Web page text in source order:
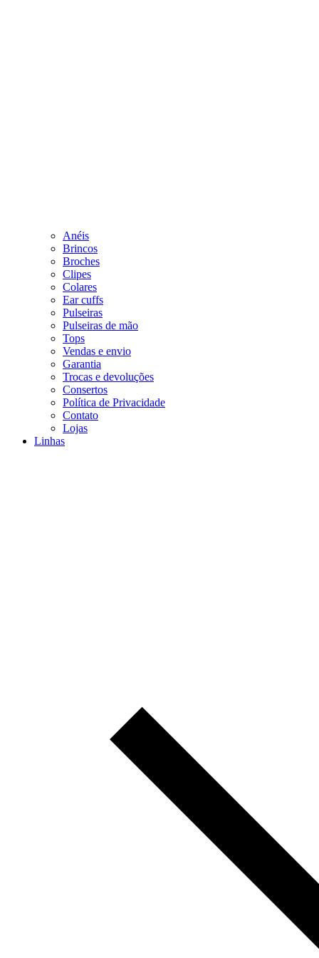
Anéis
Brincos
Broches
Clipes
Colares
Ear cuffs
Pulseiras
Pulseiras de mão
Tops
Vendas e envio
Garantia
Trocas e devoluções
Consertos
Política de Privacidade
Contato
Lojas
Linhas